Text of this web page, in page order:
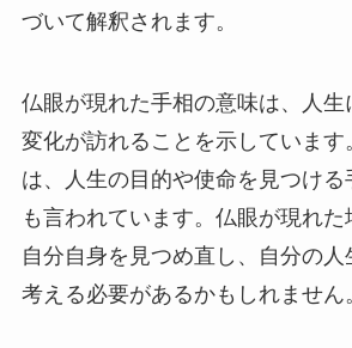
づいて解釈されます。
仏眼が現れた手相の意味は、人生
変化が訪れることを示しています
は、人生の目的や使命を見つける
も言われています。仏眼が現れ
自分自身を見つめ直し、自分の人
考える必要があるかもしれません